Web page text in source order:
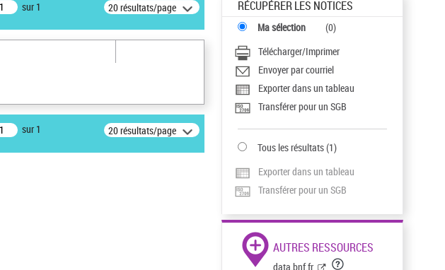
sur 1 20 résultats/page
sur 1 20 résultats/page
RÉCUPÉRER LES NOTICES
Ma sélection (0)
Télécharger/Imprimer
Envoyer par courriel
Exporter dans un tableau
Transférer pour un SGB
Tous les résultats(1)
Exporter dans un tableau
Transférer pour un SGB
AUTRES RESSOURCES
data.bnf.fr